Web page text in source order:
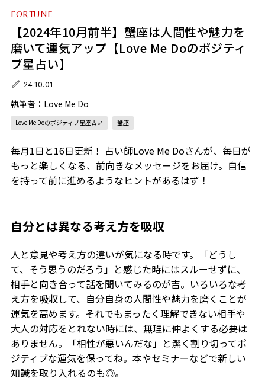
FORTUNE
【2024年10月前半】蟹座は人間性や魅力を
磨いて運気アップ【Love Me Doのポジティ
ブ星占い】
24.10.01
執筆者： Love Me Do
Love Me Doのポジティブ星座占い 蟹座
毎月1日と16日更新！ 占い師Love Me Doさんが、毎日が
もっと楽しくなる、前向きなメッセージをお届け。自信
を持って前に進めるようなヒントがあるはず！
自分とは異なる考え方を吸収
人と意見や考え方の違いが気になる時です。「どうし
て、そう思うのだろう」と感じた時にはスルーせずに、
相手と向き合って話を聞いてみるのが吉。いろいろな考
え方を吸収して、自分自身の人間性や魅力を磨くことが
運気を高めます。それでもまったく理解できない相手や
大人の対応をとれない時には、無理に仲よくする必要は
ありません。「相性が悪いんだな」と潔く割り切ってポ
ジティブな運気を保ってね。本やセミナーなどで新しい
知識を取り入れるのも◎。